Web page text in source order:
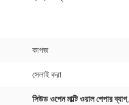
কাগজ
সেলাই করা
সিউড ওপেন মাল্টি ওয়াল পেপার ব্যাগ,